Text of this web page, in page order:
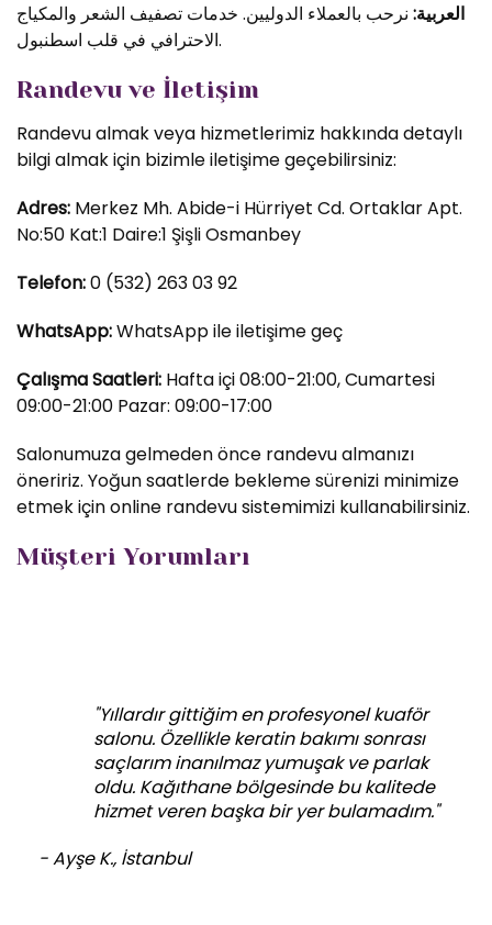
العربية: نرحب بالعملاء الدوليين. خدمات تصفيف الشعر والمكياج
الاحترافي في قلب اسطنبول.
Randevu ve İletişim
Randevu almak veya hizmetlerimiz hakkında detaylı
bilgi almak için bizimle iletişime geçebilirsiniz:
Adres: Merkez Mh. Abide-i Hürriyet Cd. Ortaklar Apt.
No:50 Kat:1 Daire:1 Şişli Osmanbey
Telefon:0 (532) 263 03 92
WhatsApp:WhatsApp ile iletişime geç
Çalışma Saatleri: Hafta içi 08:00-21:00, Cumartesi
09:00-21:00 Pazar: 09:00-17:00
Salonumuza gelmeden önce randevu almanızı
öneririz. Yoğun saatlerde bekleme sürenizi minimize
etmek için online randevu sistemimizi kullanabilirsiniz.
Müşteri Yorumları
"Yıllardır gittiğim en profesyonel kuaför
salonu. Özellikle keratin bakımı sonrası
saçlarım inanılmaz yumuşak ve parlak
oldu. Kağıthane bölgesinde bu kalitede
hizmet veren başka bir yer bulamadım."
- Ayşe K., İstanbul